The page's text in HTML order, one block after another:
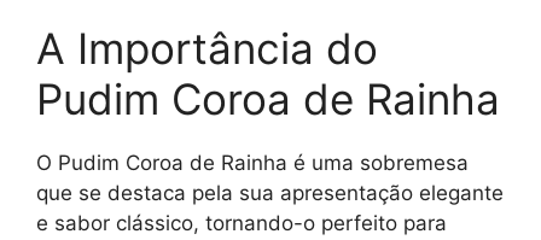
A Importância do
Pudim Coroa de Rainha
O Pudim Coroa de Rainha é uma sobremesa
que se destaca pela sua apresentação elegante
e sabor clássico, tornando-o perfeito para